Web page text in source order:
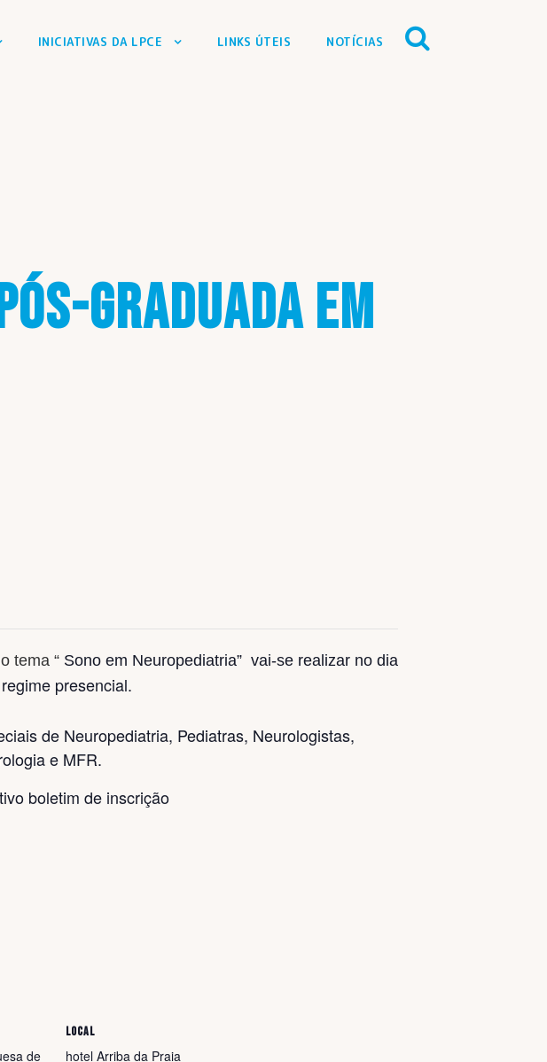
INICIATIVAS DA LPCE LINKS ÚTEIS NOTÍCIAS
GRADUADA EM
tema “ Sono em Neuropediatria” vai-se realizar no dia
presencial.
de Neuropediatria, Pediatras, Neurologistas,
e MFR.
boletim de inscrição
de
LOCAL
hotel Arriba da Praia